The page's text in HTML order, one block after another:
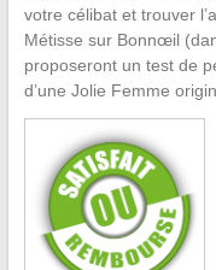
votre célibat et trouver
Métisse sur Bonnœil
proposeront un test de
d’une Jolie Femme